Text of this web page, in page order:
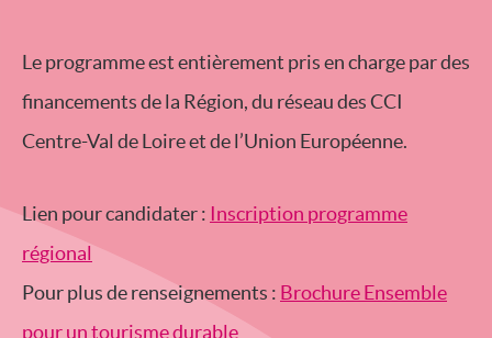
Le programme est entièrement pris en charge par des
financements de la Région, du réseau des CCI
Centre-Val de Loire et de l’Union Européenne.
Lien pour candidater : Inscription programme
régional
Pour plus de renseignements : Brochure Ensemble
pour un tourisme durable